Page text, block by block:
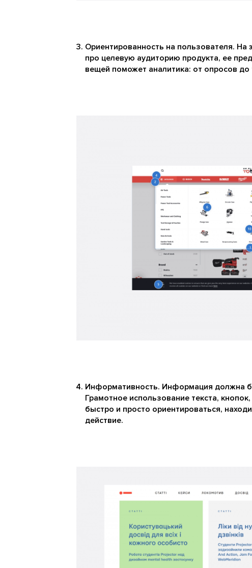
Ориентированность на пользователя. На
про целевую аудиторию продукта, ее
вещей поможет аналитика: от опросов до
Информативность. Информация должна
Грамотное использование текста,
быстро и просто ориентироваться,
действие.